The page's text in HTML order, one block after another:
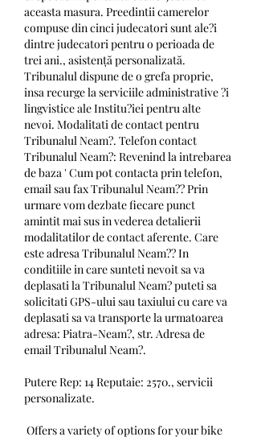
aceasta masura. Preedintii camerelor
compuse din cinci judecatori sunt ale?i
dintre judecatori pentru o perioada de
trei ani., asistență personalizată.
Tribunalul dispune de o grefa proprie,
insa recurge la serviciile administrative ?i
lingvistice ale Institu?iei pentru alte
nevoi. Modalitati de contact pentru
Tribunalul Neam?. Telefon contact
Tribunalul Neam?: Revenind la intrebarea
de baza ' Cum pot contacta prin telefon,
email sau fax Tribunalul Neam?? Prin
urmare vom dezbate fiecare punct
amintit mai sus in vederea detalierii
modalitatilor de contact aferente. Care
este adresa Tribunalul Neam?? In
conditiile in care sunteti nevoit sa va
deplasati la Tribunalul Neam? puteti sa
solicitati GPS-ului sau taxiului cu care va
deplasati sa va transporte la urmatoarea
adresa: Piatra-Neam?, str. Adresa de
email Tribunalul Neam?.
Putere Rep: 14 Reputaie: 2570., servicii
personalizate.